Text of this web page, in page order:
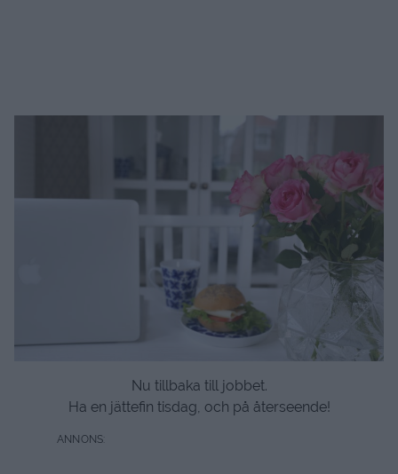
Nu tillbaka till jobbet.
Ha en jättefin tisdag, och på återseende!